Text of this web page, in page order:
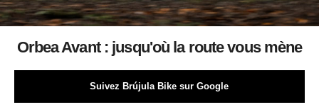
Orbea Avant : jusqu'où la route vous mène
Suivez Brújula Bike sur Google